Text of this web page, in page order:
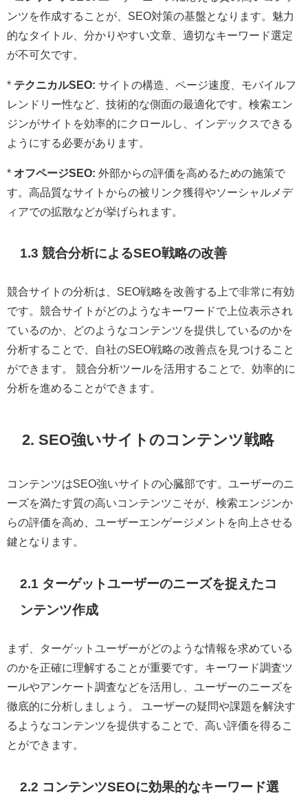
ンツを作成することが、SEO対策の基盤となります。魅力
的なタイトル、分かりやすい文章、適切なキーワード選定
が不可欠です。
* テクニカルSEO: サイトの構造、ページ速度、モバイルフ
レンドリー性など、技術的な側面の最適化です。検索エン
ジンがサイトを効率的にクロールし、インデックスできる
ようにする必要があります。
* オフページSEO: 外部からの評価を高めるための施策で
す。高品質なサイトからの被リンク獲得やソーシャルメデ
ィアでの拡散などが挙げられます。
1.3 競合分析によるSEO戦略の改善
競合サイトの分析は、SEO戦略を改善する上で非常に有効
です。競合サイトがどのようなキーワードで上位表示され
ているのか、どのようなコンテンツを提供しているのかを
分析することで、自社のSEO戦略の改善点を見つけること
ができます。 競合分析ツールを活用することで、効率的に
分析を進めることができます。
2. SEO強いサイトのコンテンツ戦略
コンテンツはSEO強いサイトの心臓部です。ユーザーのニ
ーズを満たす質の高いコンテンツこそが、検索エンジンか
らの評価を高め、ユーザーエンゲージメントを向上させる
鍵となります。
2.1 ターゲットユーザーのニーズを捉えたコ
ンテンツ作成
まず、ターゲットユーザーがどのような情報を求めている
のかを正確に理解することが重要です。キーワード調査ツ
ールやアンケート調査などを活用し、ユーザーのニーズを
徹底的に分析しましょう。 ユーザーの疑問や課題を解決す
るようなコンテンツを提供することで、高い評価を得るこ
とができます。
2.2 コンテンツSEOに効果的なキーワード選